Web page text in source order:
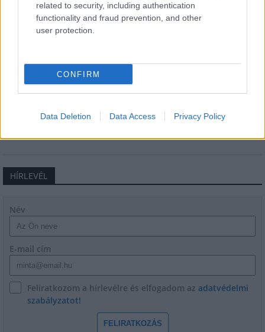
related to security, including authentication
functionality and fraud prevention, and other
user protection.
CONFIRM
Data Deletion Data Access Privacy Policy
Másfélszeresére bővítik
Hódmezővásárhely jó hírű református
Látványos építési szakasz indult be a
Flórián téri felüljárón
HÍRLEVÉL
Név
E-mail cím
Feliratkozom a hírlevélre és elfogadom az adatvédelmi
szabályzatot!
FELIRATKOZÁS